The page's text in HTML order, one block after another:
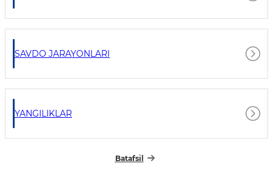
SAVDO JARAYONLARI
YANGILIKLAR
Batafsil